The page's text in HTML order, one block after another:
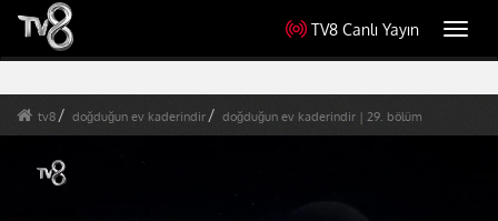
TV8 Canlı Yayın
tv8 doğduğun ev kaderindir doğduğun ev kaderindir | 29. bölüm